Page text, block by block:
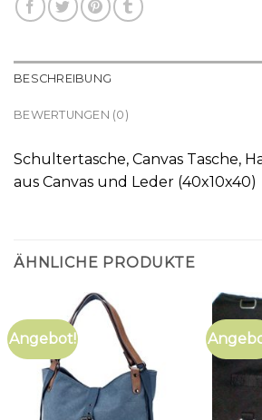
BESCHREIBUNG
BEWERTUNGEN (0)
Schultertasche, Canvas Tasche,
aus Canvas und Leder (40x10x40)
ÄHNLICHE PRODUKTE
Angebot!